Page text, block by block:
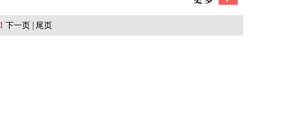
下一页 | 尾页